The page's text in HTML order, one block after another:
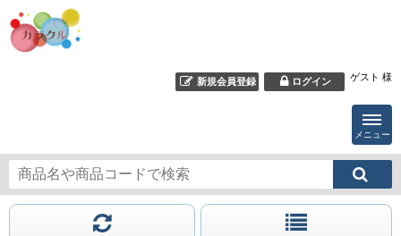
新規会員登録 ログイン ゲスト 様
メニュー